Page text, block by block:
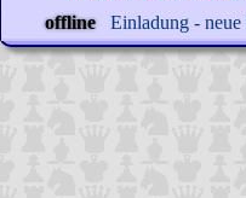
offline
Einladung - neue